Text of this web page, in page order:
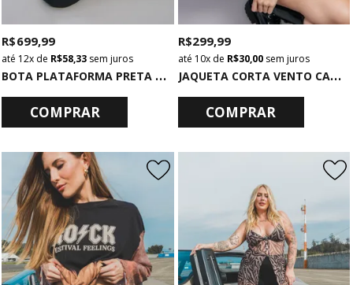
B
OTA PLATAFORMA PRETA COM METAIS
R$ 699,99
12x de R$ 58,33 sem juros
COMPRAR
J
AQUETA CORTA VENTO CAMUFLADA
R$ 299,99
10xde R$ 30,00sem juros
COMPRAR